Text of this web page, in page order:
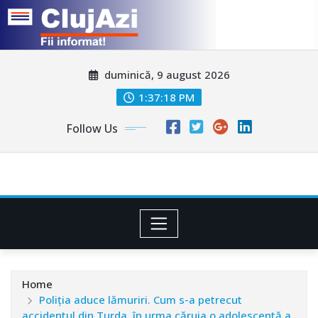
duminică, 9 august 2026
1:37:21 PM
Follow Us
Home
Poliția aduce lămuriri. Cum s-a petrecut